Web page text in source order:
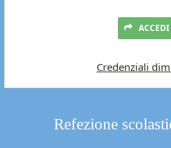
Refezione
ACCEDI
Credenziali